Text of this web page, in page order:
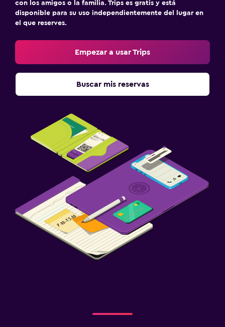
Seguridad las 24 horas
Caja fuerte
Estacionamiento y transporte
Estacionamiento en la calle
Estacionamiento privado
Aire libre
Habitación
Enchufe cerca de la cama
con los amigos o la familia. Trips es gratis y está
disponible para su uso independientemente del lugar en
el que reserves.
Empezar a usar Trips
Buscar mis reservas